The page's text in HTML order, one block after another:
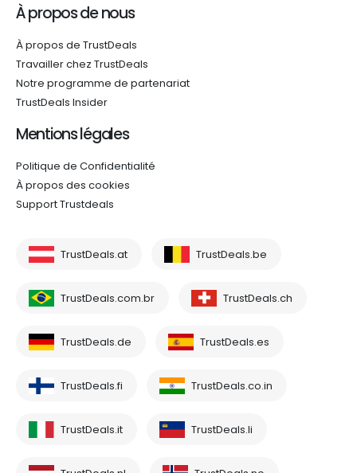
À propos de nous
À propos de TrustDeals
Travailler chez TrustDeals
Notre programme de partenariat
TrustDeals Insider
Mentions légales
Politique de Confidentialité
À propos des cookies
Support Trustdeals
TrustDeals.at TrustDeals.be
TrustDeals.com.br TrustDeals.ch
TrustDeals.de TrustDeals.es
TrustDeals.fi TrustDeals.co.in
TrustDeals.it TrustDeals.li